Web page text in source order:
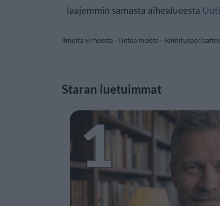
laajemmin samasta aihealueesta
Ilmoita virheestä · Tietoa meistä ·
Staran luetuimmat
1